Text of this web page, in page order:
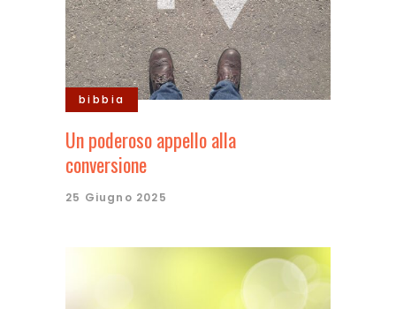
bibbia
Un poderoso appello alla
conversione
25 Giugno 2025